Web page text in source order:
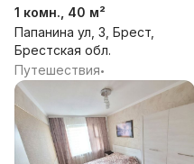
1 комн., 40 м²
Папанина ул, 3, Брест,
Брестская обл.
Путешествия•